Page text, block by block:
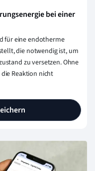
bei einer
für eine endotherme
die notwendig ist, um
zu versetzen. Ohne
Reaktion nicht